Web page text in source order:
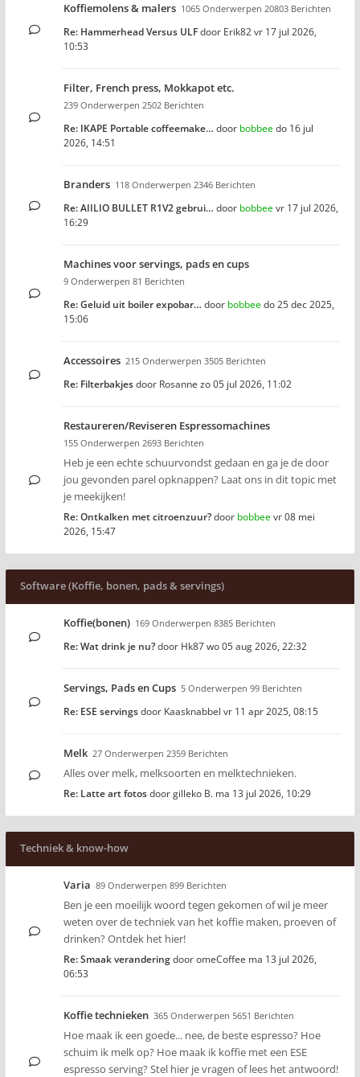
Koffiemolens & malers 1065 Onderwerpen 20803 Berichten
Re: Hammerhead Versus ULFdoor Erik82vr 17 jul 2026,
10:53
Filter, French press, Mokkapot etc.
239 Onderwerpen 2502 Berichten
Re: IKAPE Portable coffeemake… door bobbeedo 16 jul
2026, 14:51
Branders 118 Onderwerpen 2346 Berichten
Re: AIILIO BULLET R1V2 gebrui… door bobbeevr 17 jul 2026,
16:29
Machines voor servings, pads en cups
9 Onderwerpen 81 Berichten
Re: Geluid uit boiler expobar… door bobbeedo 25 dec 2025,
15:06
Accessoires 215 Onderwerpen 3505 Berichten
Re: Filterbakjesdoor Rosanne zo 05 jul 2026, 11:02
Restaureren/Reviseren Espressomachines
155 Onderwerpen 2693 Berichten
Heb je een echte schuurvondst gedaan en ga je de door
jou gevonden parel opknappen? Laat ons in dit topic met
je meekijken!
Re: Ontkalken met citroenzuur?door bobbeevr 08 mei
2026, 15:47
Software (Koffie, bonen, pads & servings)
Koffie(bonen) 169 Onderwerpen 8385 Berichten
Re: Wat drink je nu?door Hk87wo 05 aug 2026, 22:32
Servings, Pads en Cups 5 Onderwerpen 99 Berichten
Re: ESE servingsdoor Kaasknabbel vr 11 apr 2025, 08:15
Melk 27 Onderwerpen 2359 Berichten
Alles over melk, melksoorten en melktechnieken.
Re: Latte art fotosdoorgilleko B. ma 13 jul 2026, 10:29
Techniek & know-how
Varia 89 Onderwerpen 899 Berichten
Ben je een moeilijk woord tegen gekomen of wil je meer
weten over de techniek van het koffie maken, proeven of
drinken? Ontdek het hier!
Re: Smaak veranderingdooromeCoffee ma 13 jul 2026,
06:53
Koffie technieken 365 Onderwerpen 5651 Berichten
Hoe maak ik een goede... nee, de beste espresso? Hoe
schuim ik melk op? Hoe maak ik koffie met een ESE
espresso serving? Stel hier je vragen of lees het antwoord!